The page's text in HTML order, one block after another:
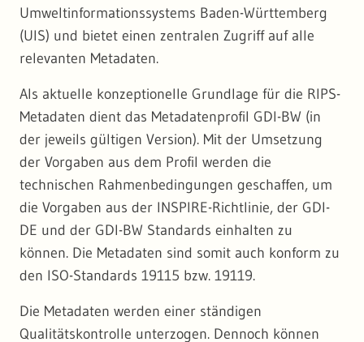
Umweltinformationssystems Baden-Württemberg
(UIS) und bietet einen zentralen Zugriff auf alle
relevanten Metadaten.
Als aktuelle konzeptionelle Grundlage für die RIPS-
Metadaten dient das Metadatenprofil GDI-BW (in
der jeweils gültigen Version). Mit der Umsetzung
der Vorgaben aus dem Profil werden die
technischen Rahmenbedingungen geschaffen, um
die Vorgaben aus der INSPIRE-Richtlinie, der GDI-
DE und der GDI-BW Standards einhalten zu
können. Die Metadaten sind somit auch konform zu
den ISO-Standards 19115 bzw. 19119.
Die Metadaten werden einer ständigen
Qualitätskontrolle unterzogen. Dennoch können